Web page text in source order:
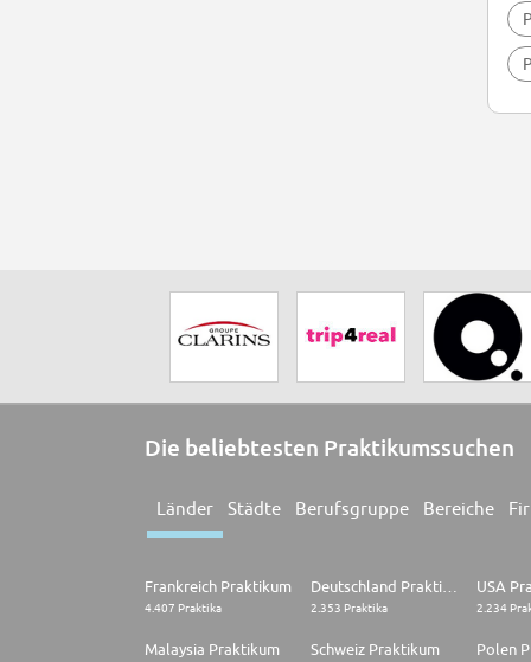
Die beliebtesten Praktikumssuchen
Länder Städte Berufsgruppe Bereiche
Frankreich Praktikum
4.407 Praktika 2.353 Praktika
USA
2.234
Malaysia Praktikum Schweiz Praktikum Polen